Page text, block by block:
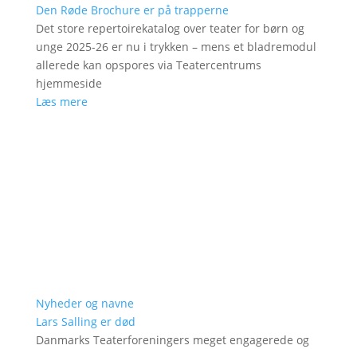
Den Røde Brochure er på trapperne
Det store repertoirekatalog over teater for børn og
unge 2025-26 er nu i trykken – mens et bladremodul
allerede kan opspores via Teatercentrums
hjemmeside
Læs mere
Nyheder og navne
Lars Salling er død
Danmarks Teaterforeningers meget engagerede og